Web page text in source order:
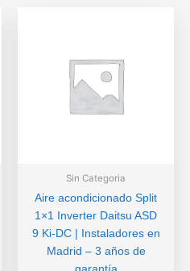
Sin Categoria
Aire acondicionado Split
1×1 Inverter Daitsu ASD
9 Ki-DC | Instaladores en
Madrid – 3 años de